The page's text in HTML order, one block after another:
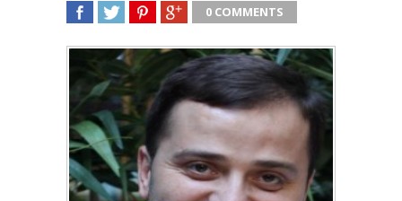
0 COMMENTS